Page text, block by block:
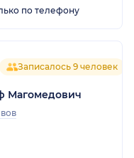
по телефону
Записалось 9 человек
Магомедович